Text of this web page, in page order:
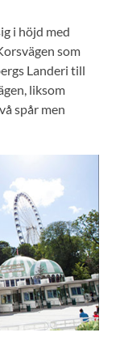
i höjd med
som
Landeri till
liksom
spår men